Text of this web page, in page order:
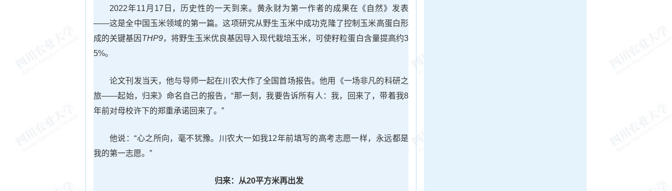
2022年11月17日，历史性的一天到来。黄永财为第一作者的成果在《自然》发表
——这是全中国玉米领域的第一篇。这项研究从野生玉米中成功克隆了控制玉米高蛋白形
成的关键基因 THP9，将野生玉米优良基因导入现代栽培玉米，可使籽粒蛋白含量提高约3
5%。
论文刊发当天，他与导师一起在川农大作了全国首场报告。他用《一场非凡的科研之
旅——起始，归来》命名自己的报告，“那一刻，我要告诉所有人：我，回来了，带着我8
年前对母校许下的郑重承诺回来了。”
他说：“心之所向，毫不犹豫。川农大一如我12年前填写的高考志愿一样，永远都是
我的第一志愿。”
归来：从20平方米再出发